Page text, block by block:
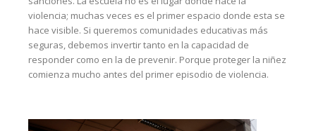
violencia; muchas veces es el primer espacio donde esta se
hace visible. Si queremos comunidades educativas más
seguras, debemos invertir tanto en la capacidad de
responder como en la de prevenir. Porque proteger la niñez
comienza mucho antes del primer episodio de violencia.